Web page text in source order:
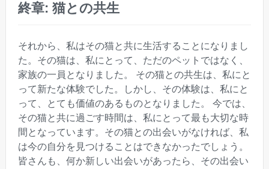
終章: 猫との共生
それから、私はその猫と共に生活することになりまし
た。その猫は、私にとって、ただのペットではなく、
家族の一員となりました。 その猫との共生は、私にと
って新たな体験でした。しかし、その体験は、私にと
って、とても価値のあるものとなりました。 今では、
その猫と共に過ごす時間は、私にとって最も大切な時
間となっています。その猫との出会いがなければ、私
は今の自分を見つけることはできなかったでしょう。
皆さんも、何か新しい出会いがあったら、その出会い